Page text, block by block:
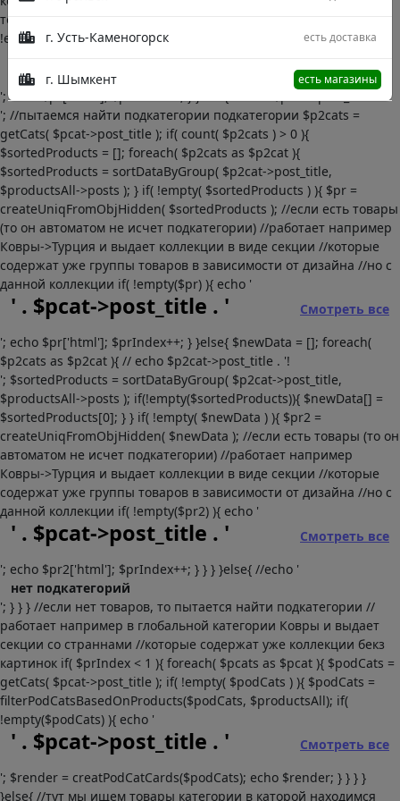
г. Усть-Каменогорск есть доставка
г. Шымкент есть магазины
товаров в зависимости от дизайна //но с данной коллекции if(
!empty($pr) ){ echo '
'; echo $pr['html']; $prIndex++; } }else{ //echo $pcat->post_title . '
'; //пытаемся найти подкатегории подкатегории $p2cats =
getCats( $pcat->post_title ); if( count( $p2cats ) > 0 ){
$sortedProducts = []; foreach( $p2cats as $p2cat ){
$sortedProducts = sortDataByGroup( $p2cat->post_title,
$productsAll->posts ); } if( !empty( $sortedProducts ) ){ $pr =
createUniqFromObjHidden( $sortedProducts ); //если есть товары
(то он автоматом не исчет подкатегории) //работает например
Ковры->Турция и выдает коллекции в виде секции //которые
содержат уже группы товаров в зависимости от дизайна //но с
данной коллекции if( !empty($pr) ){ echo '
' . $pcat->post_title . '
Смотреть все
'; echo $pr['html']; $prIndex++; } }else{ $newData = []; foreach(
$p2cats as $p2cat ){ // echo $p2cat->post_title . '!
'; $sortedProducts = sortDataByGroup( $p2cat->post_title,
$productsAll->posts ); if(!empty($sortedProducts)){ $newData[] =
$sortedProducts[0]; } } if( !empty( $newData ) ){ $pr2 =
createUniqFromObjHidden( $newData ); //если есть товары (то он
автоматом не исчет подкатегории) //работает например
Ковры->Турция и выдает коллекции в виде секции //которые
содержат уже группы товаров в зависимости от дизайна //но с
данной коллекции if( !empty($pr2) ){ echo '
' . $pcat->post_title . '
Смотреть все
'; echo $pr2['html']; $prIndex++; } } } }else{ //echo '
нет подкатегорий
'; } } } //если нет товаров, то пытается найти подкатегории //
работает например в глобальной категории Ковры и выдает
секции со страннами //которые содержат уже коллекции бекз
картинок if( $prIndex < 1 ){ foreach( $pcats as $pcat ){ $podCats =
getCats( $pcat->post_title ); if( !empty( $podCats ) ){ $podCats =
filterPodCatsBasedOnProducts($podCats, $productsAll); if(
!empty($podCats) ){ echo '
' . $pcat->post_title . '
Смотреть все
'; $render = creatPodCatCards($podCats); echo $render; } } } }
}else{ //тут мы ищем товары категории в каторой находимся